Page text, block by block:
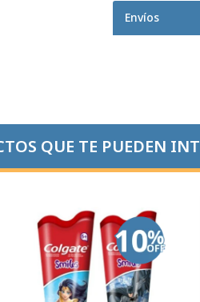
Envíos
QUE TE PUEDEN